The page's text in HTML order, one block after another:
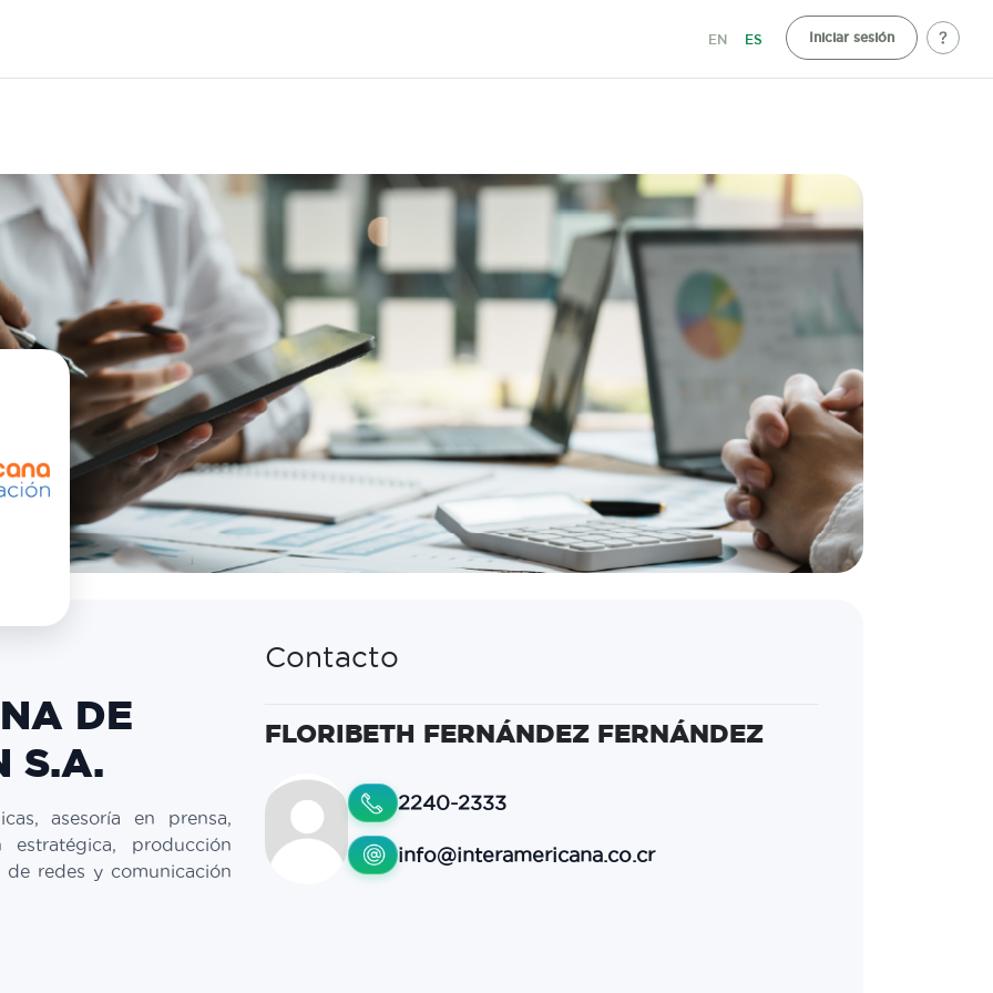
EN ES Iniciar sesión
DE
S.A.
asesoría en prensa,
estratégica, producción
redes y comunicación
Contacto
FLORIBETH FERNÁNDEZ FERNÁNDEZ
2240-2333
info@interamericana.co.cr